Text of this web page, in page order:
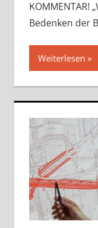
KOMMENTAR!
Bedenken der
Weiterlesen